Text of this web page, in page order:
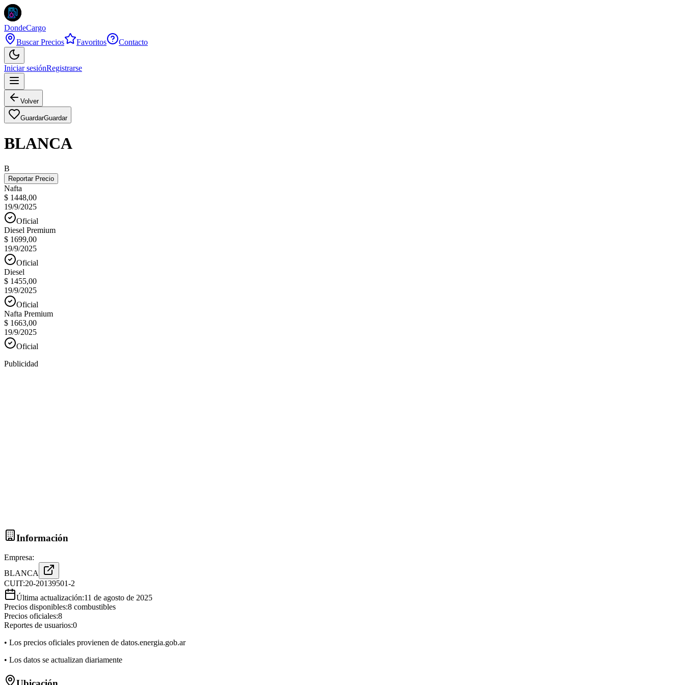
DondeCargo
Buscar Precios
Favoritos Contacto
Iniciar sesiónRegistrarse
Volver
GuardarGuardar
BLANCA
B
Reportar Precio
Nafta
$ 1448,00
19/9/2025
Oficial
Diesel Premium
$ 1699,00
19/9/2025
Oficial
Diesel
$ 1455,00
19/9/2025
Oficial
Nafta Premium
$ 1663,00
19/9/2025
Oficial
Publicidad
Información
Empresa:
BLANCA
CUIT:20-20139501-2
Última actualización:11 de agosto de 2025
Precios disponibles:8 combustibles
Precios oficiales:8
Reportes de usuarios:0
• Los precios oficiales provienen de datos.energia.gob.ar
• Los datos se actualizan diariamente